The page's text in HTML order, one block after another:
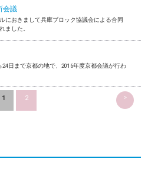
会議
におきまして兵庫ブロック協議会による合同
ました。
24日まで京都の地で、2016年度京都会議が行わ
1 2 >